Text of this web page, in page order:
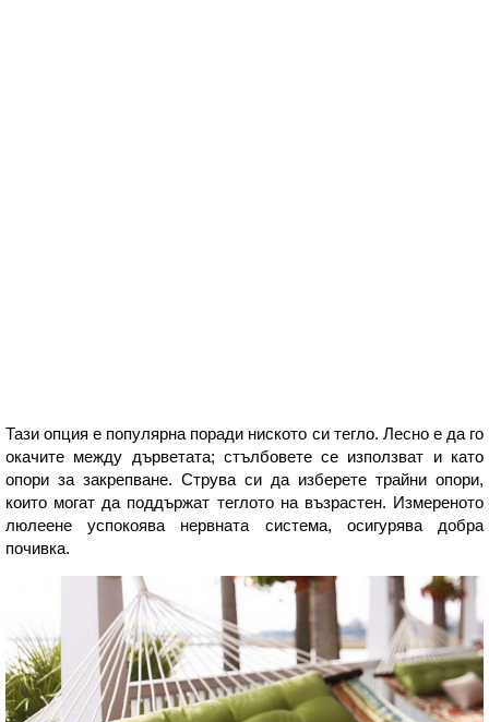
Тази опция е популярна поради ниското си тегло. Лесно е да го
окачите между дърветата; стълбовете се използват и като
опори за закрепване. Струва си да изберете трайни опори,
които могат да поддържат теглото на възрастен. Измереното
люлеене успокоява нервната система, осигурява добра
почивка.